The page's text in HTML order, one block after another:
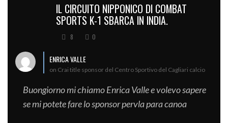
IL CIRCUITO NIPPONICO DI COMBAT
SPORTS K-1 SBARCA IN INDIA.
8 0
ENRICA VALLE
on Crai title sponsor del Centro Sportivo del Cagliari calcio
Buongiorno mi chiamo Enrica Valle e volevo sapere
se mi potete fare lo sponsor pervla para canoa